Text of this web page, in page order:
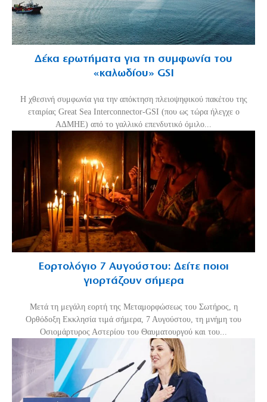
Δέκα ερωτήματα για τη συμφωνία του
«καλωδίου» GSI
Η χθεσινή συμφωνία για την απόκτηση πλειοψηφικού πακέτου της
εταιρίας Great Sea Interconnector-GSI (που ως τώρα ήλεγχε ο
ΑΔΜΗΕ) από το γαλλικό επενδυτικό όμιλο...
Εορτολόγιο 7 Αυγούστου: Δείτε ποιοι
γιορτάζουν σήμερα
Μετά τη μεγάλη εορτή της Μεταμορφώσεως του Σωτήρος, η
Ορθόδοξη Εκκλησία τιμά σήμερα, 7 Αυγούστου, τη μνήμη του
Οσιομάρτυρος Αστερίου του Θαυματουργού και του...